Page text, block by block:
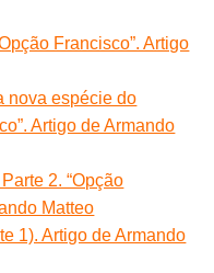
Francisco”. Artigo
nova espécie do
Artigo de Armando
2. “Opção
Matteo
1). Artigo de Armando